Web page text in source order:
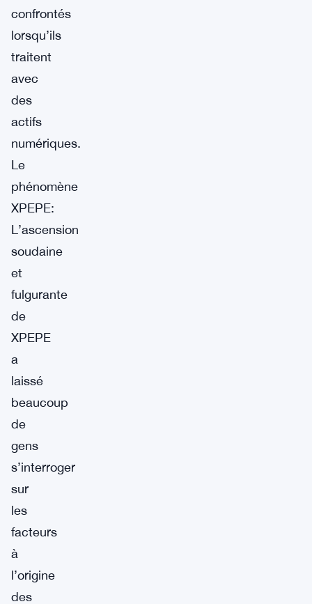
confrontés
lorsqu’ils
traitent
avec
des
actifs
numériques.
Le
phénomène
XPEPE:
L’ascension
soudaine
et
fulgurante
de
XPEPE
a
laissé
beaucoup
de
gens
s’interroger
sur
les
facteurs
à
l’origine
des